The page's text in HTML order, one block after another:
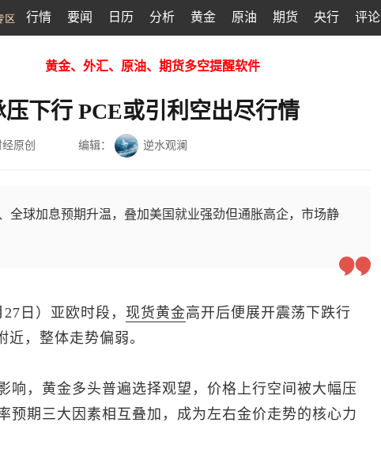
行情 要闻 日历 分析 黄金 原油 期货 央行 评论
黄金、外汇、原油、期货多空提醒软件
下行 PCE或引利空出尽行情
原创 编辑： 逆水观澜
全球加息预期升温，叠加美国就业强劲但通胀高企，市场静
日）亚欧时段， 现货黄金高开后便展开震荡下跌行
近，整体走势偏弱。
响，黄金多头普遍选择观望，价格上行空间被大幅压
预期三大因素相互叠加，成为左右金价走势的核心力